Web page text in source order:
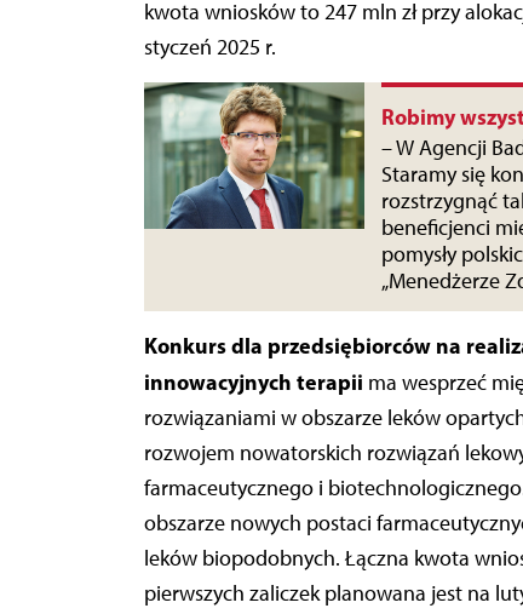
kwota wniosków to 247 mln zł przy
styczeń 2025 r.
Robimy
– W Agencji
Staramy się
rozstrzygnąć
beneficjenci
pomysły
„Menedżerze
Konkurs dla przedsiębiorców na
innowacyjnych terapii ma wesprzeć
rozwiązaniami w obszarze leków
rozwojem nowatorskich rozwiązań
farmaceutycznego i
obszarze nowych postaci
leków biopodobnych. Łączna kwota
pierwszych zaliczek planowana jest na